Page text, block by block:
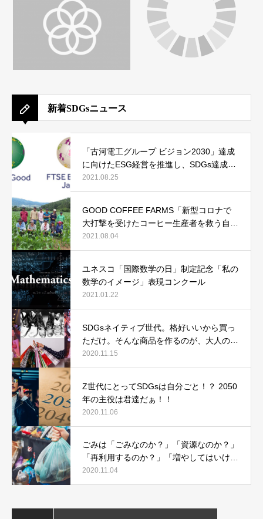
新着SDGsニュース
「古河電工グループ ビジョン2030」達成
に向けたESG経営を推進し、SDGs達成へ
貢献
2021.08.25
GOOD COFFEE FARMS「新型コロナで
大打撃を受けたコーヒー生産者を救う自転
車コーヒープロジェクト」
2021.08.04
ユネスコ「国際数学の日」制定記念「私の
数学のイメージ」表現コンクール
2021.01.22
SDGsネイティブ世代。格好いいから買っ
ただけ。そんな商品を作るのが、大人の仕
事なんだ。
2020.11.15
Z世代にとってSDGsは自分ごと！？ 2050
年の主役は君達だぁ！！
2020.11.06
ごみは「ごみなのか？」「資源なのか？」
「再利用するのか？」「増やしてはいけな
いのか？」
2020.11.04